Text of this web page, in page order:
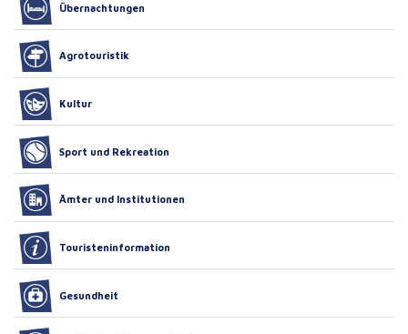
Übernachtungen
Agrotouristik
Kultur
Sport und Rekreation
Ämter und Institutionen
Touristeninformation
Gesundheit